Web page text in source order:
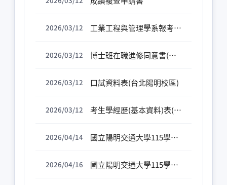
2026/03/12 工業工程與管理學系報考博士班在職生個人資料表
2026/03/12 博士班在職進修同意書(台北陽明校區)
2026/03/12 口試資料表(台北陽明校區)
2026/03/12 考生學經歷(基本資料)表(台北陽明校區)
2026/04/14 國立陽明交通大學115學年度博士班考試報名統計表
2026/04/16 國立陽明交通大學115學年度博士班考試-博考名額流用試辦計畫-名額流用情形表 [115.04.17]